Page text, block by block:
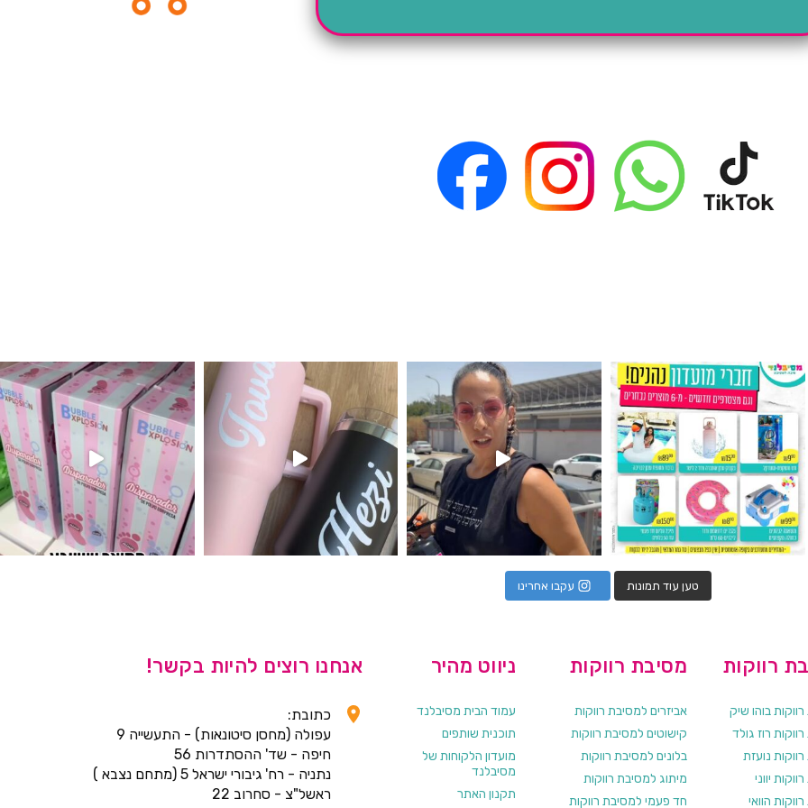
מין העובר רק במסיבלנד !! קיים
כוס נירוסטה ענקית שכול אחד צריך! קיימת באתר ובסניהמוצר הכי מבוקש שלנו מטף לגילוי מין העובר חזר למלא
טען עוד תמונות עקבו אחרינו
אנחנו רוצים להיות בקשר!
כתובת:
עפולה (מחסן סיטונאות) - התעשייה 9
חיפה - שד' ההסתדרות 56
נתניה - רח' גיבורי ישראל 5 (מתחם נצבא )
ראשל"צ - סחרוב 22
ניווט מהיר
עמוד הבית מסיבלנד
תוכנית שותפים
מועדון הלקוחות של
מסיבלנד
תקנון האתר
מסיבת רווקות
אביזרים למסיבת רווקות
קישוטים למסיבת רווקות
בלונים למסיבת רווקות
מיתוג למסיבת רווקות
חד פעמי למסיבת רווקות
רווקות
בוהו שיק
רוז גולד
נועזת
יווני
הוואי